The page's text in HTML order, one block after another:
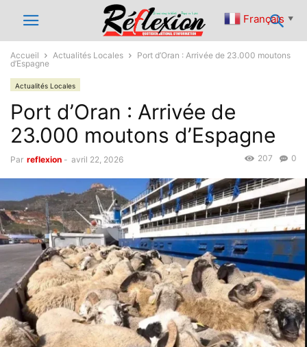
Accueil Actualités Locales
Port d’Oran : Arrivée de 23.000 moutons
d’Espagne
Actualités Locales
Port d’Oran : Arrivée de
23.000 moutons d’Espagne
Par reflexion - avril 22, 2026 0
207
Français ▼